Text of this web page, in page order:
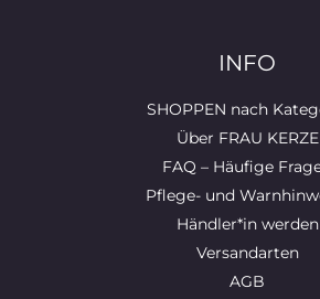
INFO
SHOPPEN nach
Über FRAU KERZE
FAQ – Häufige
Pflege- und
Händler*in werden
Versandarten
AGB